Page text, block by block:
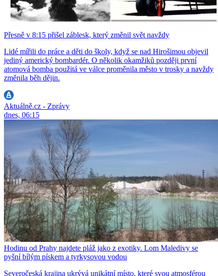
Přesně v 8:15 přišel záblesk, který změnil svět navždy
Lidé mířili do práce a děti do školy, když se nad Hirošimou objevil
jediný americký bombardér. O několik okamžiků později první
atomová bomba použitá ve válce proměnila město v trosky a navždy
změnila běh dějin.
Aktuálně.cz - Zprávy
dnes, 06:15
Hodinu od Prahy najdete pláž jako z exotiky. Lom Maledivy se
pyšní bílým pískem a tyrkysovou vodou
Severočeská krajina ukrývá unikátní místo, které svou atmosférou